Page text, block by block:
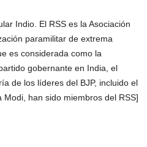
Indio. El RSS es la Asociación
paramilitar de extrema
es considerada como la
gobernante en India, el
de los líderes del BJP, incluido el
han sido miembros del RSS]